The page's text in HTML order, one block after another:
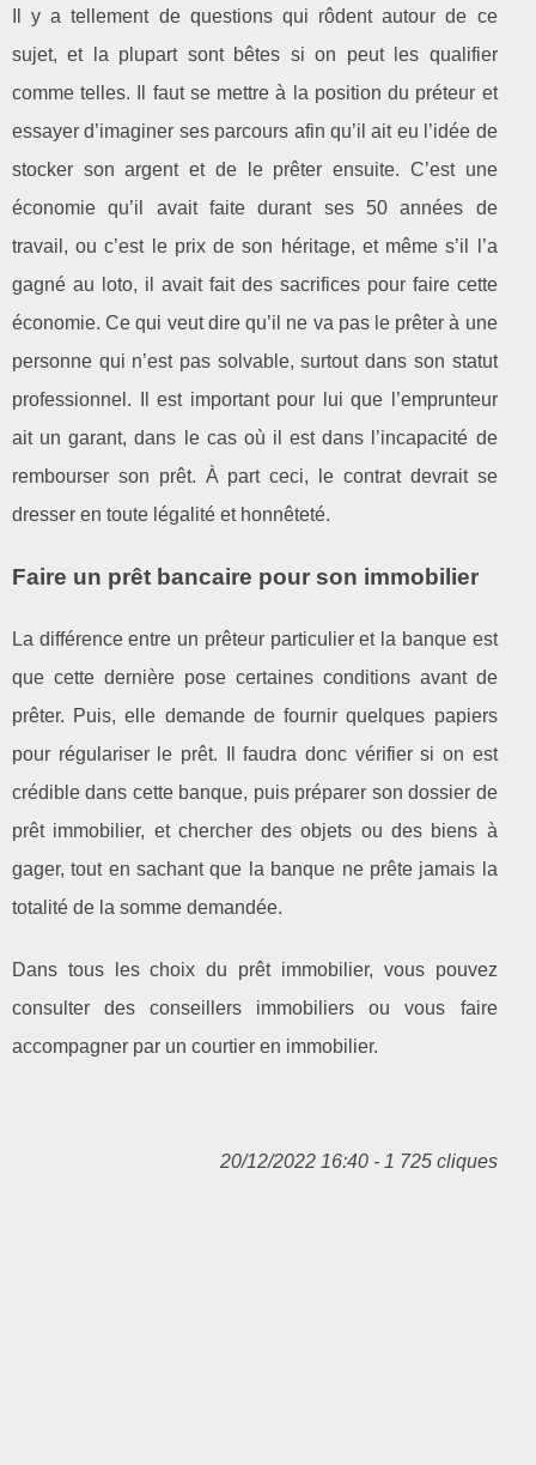
Il y a tellement de questions qui rôdent autour de ce
sujet, et la plupart sont bêtes si on peut les qualifier
comme telles. Il faut se mettre à la position du préteur et
essayer d’imaginer ses parcours afin qu’il ait eu l’idée de
stocker son argent et de le prêter ensuite. C’est une
économie qu’il avait faite durant ses 50 années de
travail, ou c’est le prix de son héritage, et même s’il l’a
gagné au loto, il avait fait des sacrifices pour faire cette
économie. Ce qui veut dire qu’il ne va pas le prêter à une
personne qui n’est pas solvable, surtout dans son statut
professionnel. Il est important pour lui que l’emprunteur
ait un garant, dans le cas où il est dans l’incapacité de
rembourser son prêt. À part ceci, le contrat devrait se
dresser en toute légalité et honnêteté.
Faire un prêt bancaire pour son immobilier
La différence entre un prêteur particulier et la banque est
que cette dernière pose certaines conditions avant de
prêter. Puis, elle demande de fournir quelques papiers
pour régulariser le prêt. Il faudra donc vérifier si on est
crédible dans cette banque, puis préparer son dossier de
prêt immobilier, et chercher des objets ou des biens à
gager, tout en sachant que la banque ne prête jamais la
totalité de la somme demandée.
Dans tous les choix du prêt immobilier, vous pouvez
consulter des conseillers immobiliers ou vous faire
accompagner par un courtier en immobilier.
20/12/2022 16:40 - 1 725 cliques